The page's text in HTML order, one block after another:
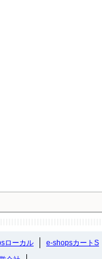
ローカル
e-shopsカートS